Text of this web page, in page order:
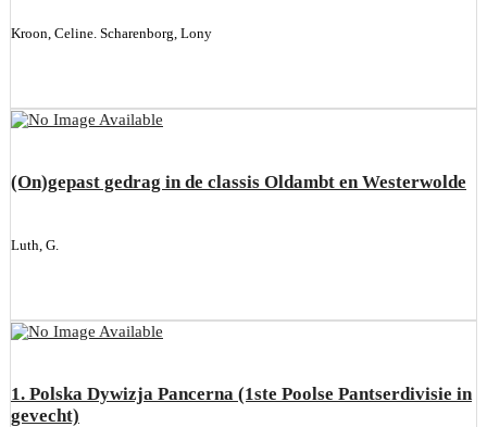
Kroon, Celine. Scharenborg, Lony
(On)gepast gedrag in de classis Oldambt en Westerwolde
Luth, G.
1. Polska Dywizja Pancerna (1ste Poolse Pantserdivisie in
gevecht)